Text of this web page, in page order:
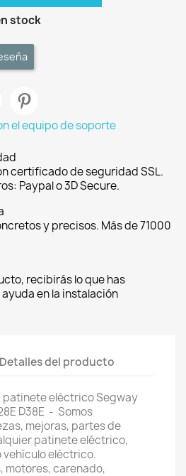
stock
el equipo de soporte
certificado de seguridad SSL.
Paypal o 3D Secure.
y precisos. Más de 71000
recibirás lo que has
en la instalación
Detalles del producto
patinete eléctrico Segway
D38E - Somos
mejoras, partes de
patinete eléctrico,
eléctrico.
motores, carenado,